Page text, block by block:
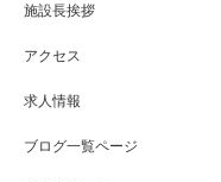
施設長挨拶
アクセス
求人情報
ブログ一覧ページ